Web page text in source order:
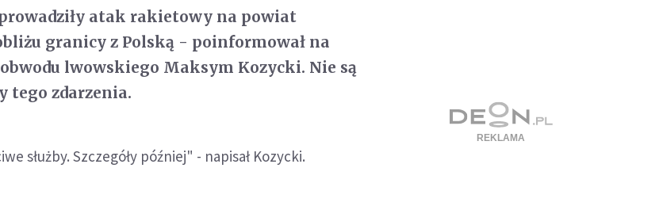
atak rakietowy na powiat
granicy z Polską - poinformował na
lwowskiego Maksym Kozycki. Nie są
tego zdarzenia.
służby. Szczegóły później" - napisał Kozycki.